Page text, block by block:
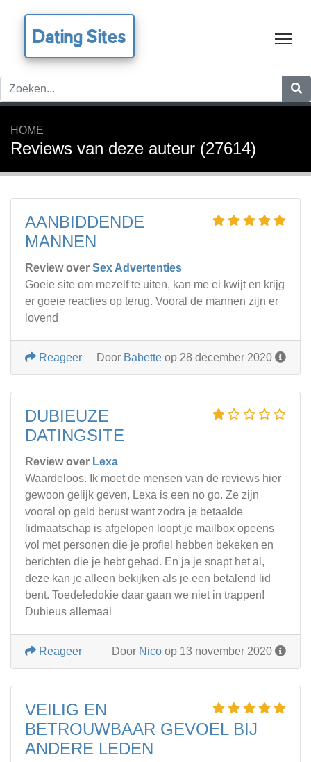
Dating Sites
HOME
Reviews van deze auteur (27614)
AANBIDDENDE
MANNEN
Review over Sex Advertenties
Goeie site om mezelf te uiten, kan me ei kwijt en krijg
er goeie reacties op terug. Vooral de mannen zijn er
lovend
Door Babette op 28 december 2020
Reageer
DUBIEUZE
DATINGSITE
Review over Lexa
Waardeloos. Ik moet de mensen van de reviews hier
gewoon gelijk geven, Lexa is een no go. Ze zijn
vooral op geld berust want zodra je betaalde
lidmaatschap is afgelopen loopt je mailbox opeens
vol met personen die je profiel hebben bekeken en
berichten die je hebt gehad. En ja je snapt het al,
deze kan je alleen bekijken als je een betalend lid
bent. Toedeledokie daar gaan we niet in trappen!
Dubieus allemaal
Door Nico op 13 november 2020
Reageer
VEILIG EN
BETROUWBAAR GEVOEL BIJ
ANDERE LEDEN